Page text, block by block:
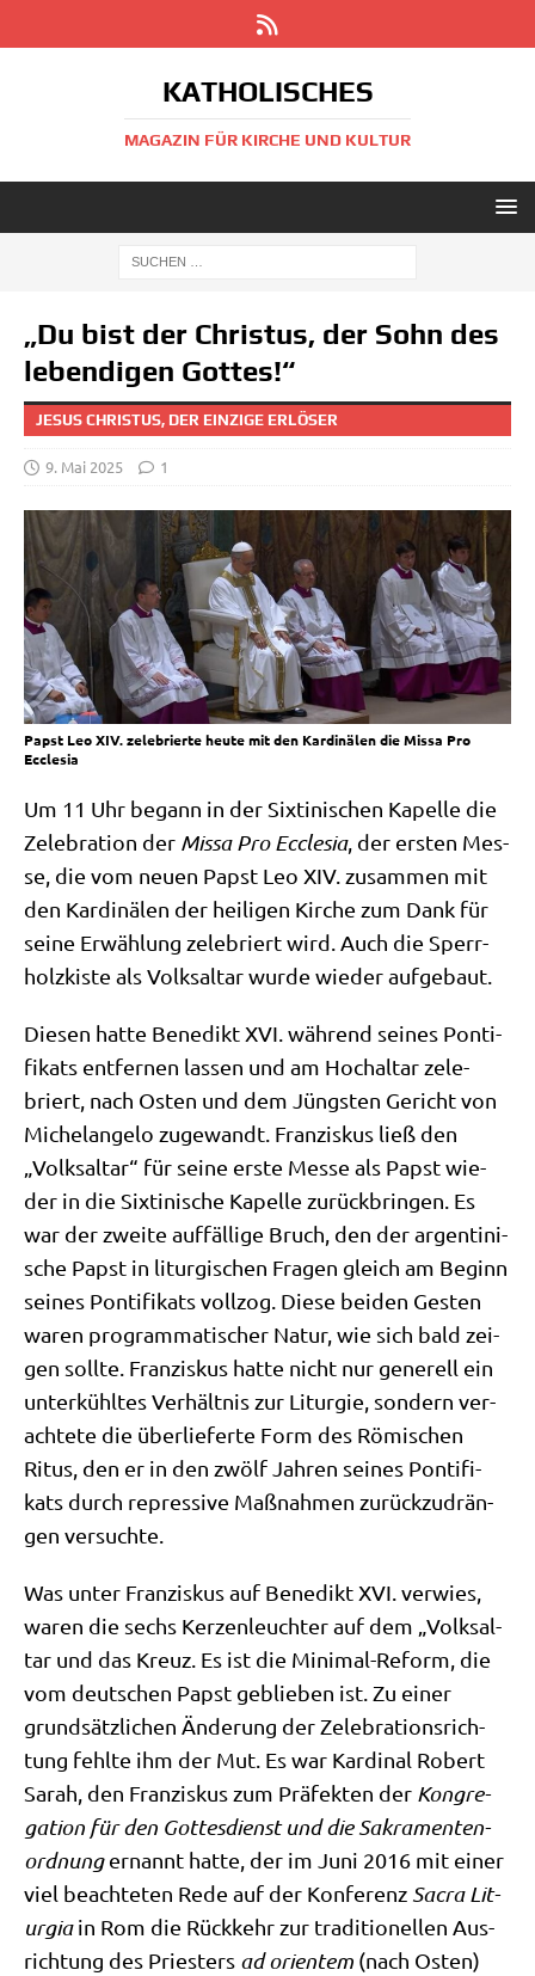
KATHOLISCHES
MAGAZIN FÜR KIRCHE UND KULTUR
„Du bist der Christus, der Sohn des
lebendigen Gottes!“
JESUS CHRISTUS, DER EINZIGE ERLÖSER
9. Mai 2025 1
Papst Leo XIV. zelebrierte heute mit den Kardinälen die Missa Pro
Ecclesia
Um 11 Uhr begann in der Six­ti­ni­schen Kapel­le die
Zele­bra­ti­on der Mis­sa Pro Eccle­sia, der ersten Mes­
se, die vom neu­en Papst Leo XIV. zusam­men mit
den Kar­di­nä­len der hei­li­gen Kir­che zum Dank für
sei­ne Erwäh­lung zele­briert wird. Auch die Sperr­
holz­ki­ste als Volks­al­tar wur­de wie­der aufgebaut.
Die­sen hat­te Bene­dikt XVI. wäh­rend sei­nes Pon­ti­
fi­kats ent­fer­nen las­sen und am Hoch­al­tar zele­
briert, nach Osten und dem Jüng­sten Gericht von
Michel­an­ge­lo zuge­wandt. Fran­zis­kus ließ den
„Volks­al­tar“ für sei­ne erste Mes­se als Papst wie­
der in die Six­ti­ni­sche Kapel­le zurück­brin­gen. Es
war der zwei­te auf­fäl­li­ge Bruch, den der argen­ti­ni­
sche Papst in lit­ur­gi­schen Fra­gen gleich am Beginn
sei­nes Pon­ti­fi­kats voll­zog. Die­se bei­den Gesten
waren pro­gram­ma­ti­scher Natur, wie sich bald zei­
gen soll­te. Fran­zis­kus hat­te nicht nur gene­rell ein
unter­kühl­tes Ver­hält­nis zur Lit­ur­gie, son­dern ver­
ach­te­te die über­lie­fer­te Form des Römi­schen
Ritus, den er in den zwölf Jah­ren sei­nes Pon­ti­fi­
kats durch repres­si­ve Maß­nah­men zurück­zu­drän­
gen versuchte.
Was unter Fran­zis­kus auf Bene­dikt XVI. ver­wies,
waren die sechs Ker­zen­leuch­ter auf dem „Volks­al­
tar und das Kreuz. Es ist die Mini­mal-Reform, die
vom deut­schen Papst geblie­ben ist. Zu einer
grund­sätz­li­chen Ände­rung der Zele­bra­ti­ons­rich­
tung fehl­te ihm der Mut. Es war Kar­di­nal Robert
Sarah, den Fran­zis­kus zum Prä­fek­ten der Kon­gre­
ga­ti­on für den Got­tes­dienst und die Sakra­men­ten­
ord­nungernannt hat­te, der im Juni 2016 mit einer
viel beach­te­ten Rede auf der Kon­fe­renz Sacra Lit­
ur­giain Rom die Rück­kehr zur tra­di­tio­nel­len Aus­
rich­tung des Prie­sters ad ori­en­tem (nach Osten)